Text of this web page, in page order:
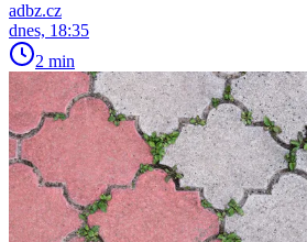
adbz.cz
dnes, 18:35
2 min